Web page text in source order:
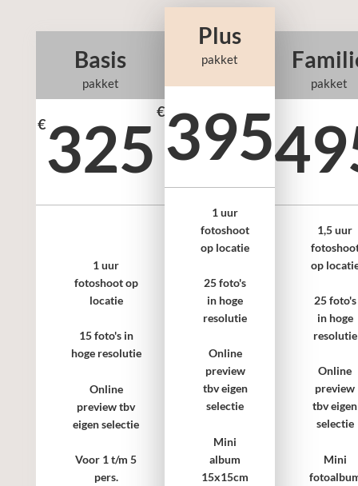
Basis
pakket
€325
1 uur
fotoshoot op
locatie
15 foto's in
hoge resolutie
Online
preview tbv
eigen selectie
Voor 1 t/m 5
pers.
Plus
pakket
€395
1 uur
fotoshoot
op locatie
25 foto's
in hoge
resolutie
Online
preview
tbv eigen
selectie
Mini
album
15x15cm
pakket
€
1,5 uur
op
25 foto's
in hoge
resolutie
Online
preview
tbv eigen
selectie
Mini